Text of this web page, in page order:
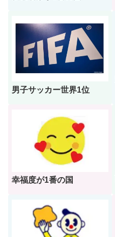
男子サッカー世界1位
幸福度が1番の国